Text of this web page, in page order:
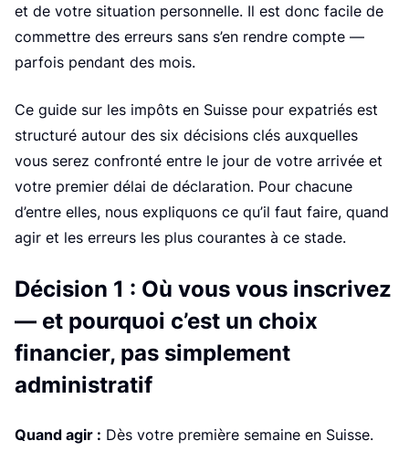
et de votre situation personnelle. Il est donc facile de
commettre des erreurs sans s’en rendre compte —
parfois pendant des mois.
Ce guide sur les impôts en Suisse pour expatriés est
structuré autour des six décisions clés auxquelles
vous serez confronté entre le jour de votre arrivée et
votre premier délai de déclaration. Pour chacune
d’entre elles, nous expliquons ce qu’il faut faire, quand
agir et les erreurs les plus courantes à ce stade.
Décision 1 : Où vous vous inscrivez
— et pourquoi c’est un choix
financier, pas simplement
administratif
Quand agir : Dès votre première semaine en Suisse.